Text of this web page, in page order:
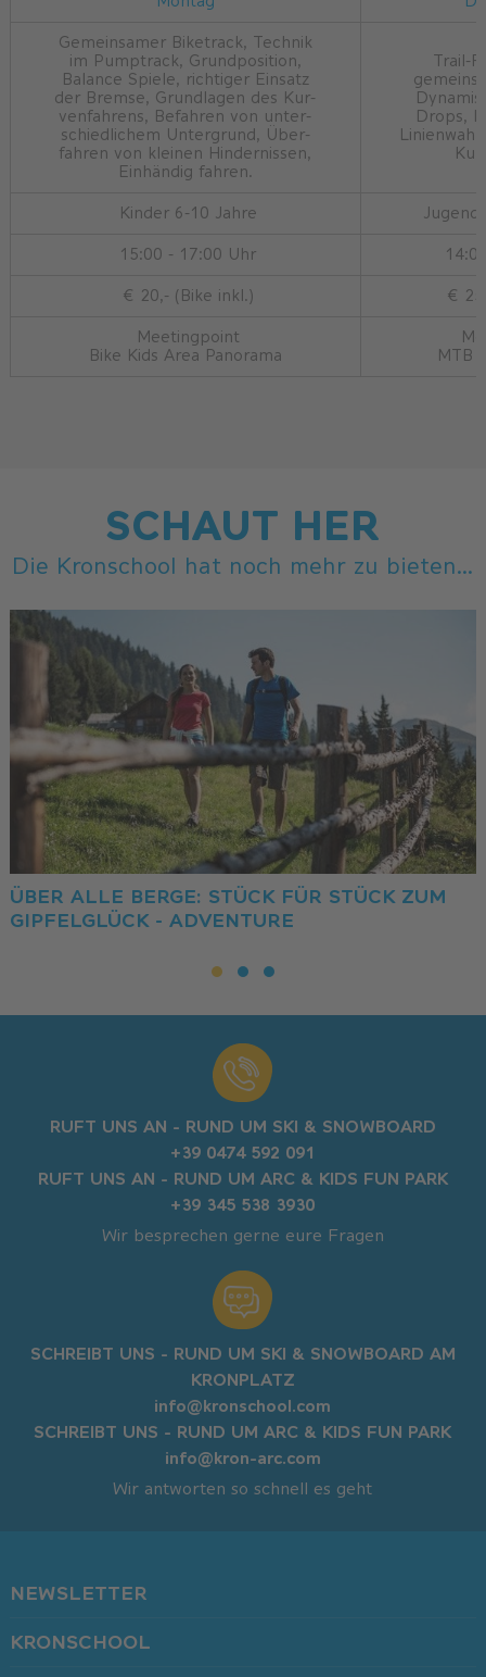
Gemeinsamer Biketrack, Technik
im Pumptrack, Grundposition,
Balance Spiele, richtiger Einsatz
der Bremse, Grundlagen des Kur-
venfahrens, Befahren von unter-
schiedlichem Untergrund, Über-
fahren von kleinen Hindernissen,
Einhändig fahren.
Trail-
Drops,
Kinder 6-10 Jahre
15:00 - 17:00 Uhr
€ 20,- (Bike inkl.) €
Meetingpoint
Bike Kids Area Panorama
MTB
SCHAUT HER
Die Kronschool hat noch mehr zu bieten...
ÜBER ALLE BERGE: STÜCK FÜR STÜCK ZUM
GIPFELGLÜCK - ADVENTURE
RUFT UNS AN - RUND UM SKI & SNOWBOARD
+39 0474 592 091
RUFT UNS AN - RUND UM ARC & KIDS FUN PARK
+39 345 538 3930​​
Wir besprechen gerne eure Fragen
SCHREIBT UNS - RUND UM SKI & SNOWBOARD AM
KRONPLATZ
info@kronschool.com
SCHREIBT UNS - RUND UM ARC & KIDS FUN PARK
info@kron-arc.com
Wir antworten so schnell es geht
KRONSCHOOL
NEWSLETTER